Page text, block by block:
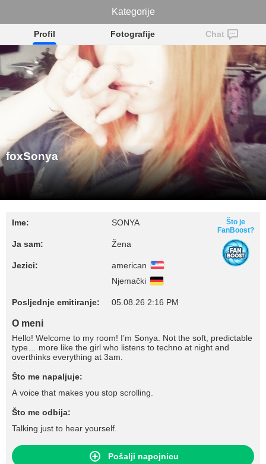
foxSonya
Profil Fotografije Chat
foxSonya
Ime: SONYA
Ja sam: Žena
Jezici:
american
Njemački
Posljednje emitiranje: 05.08.26 2:16 PM
Što je
FanBoost?
O meni
Hello! Welcome to my room! I’m Sonya. Not the soft, predictable
type… more like the girl who listens to techno at night and
overthinks everything at 3am.
Što me napaljuje:
A voice that makes you stop scrolling.
Što me odbija:
Talking just to hear yourself.
Pošalji napojnicu
Kategorije